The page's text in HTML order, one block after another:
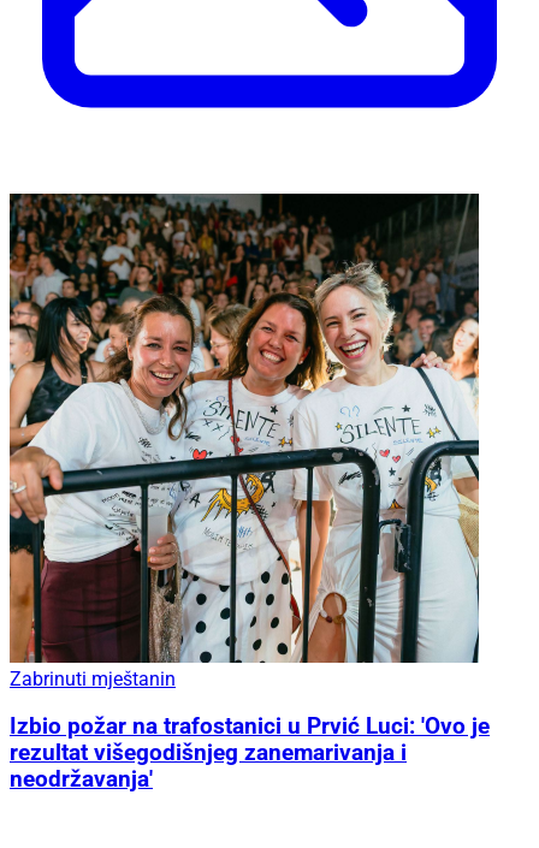
Zabrinuti mještanin
Izbio požar na trafostanici u Prvić Luci: 'Ovo je
rezultat višegodišnjeg zanemarivanja i
neodržavanja'